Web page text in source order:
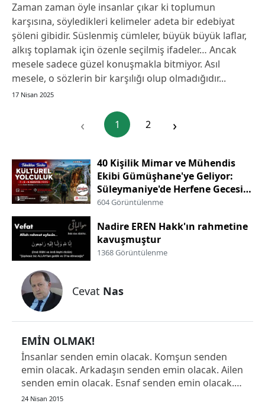
Kırklareli
Kırşehir
Kocaeli
Kütahya
Manisa
Kahramanmaraş
Muğla
Rize
Sakarya
Zaman zaman öyle insanlar çıkar ki toplumun
karşısına, söyledikleri kelimeler adeta bir edebiyat
şöleni gibidir. Süslenmiş cümleler, büyük büyük laflar,
alkış toplamak için özenle seçilmiş ifadeler… Ancak
mesele sadece güzel konuşmakla bitmiyor. Asıl
mesele, o sözlerin bir karşılığı olup olmadığıdır...
17 Nisan 2025
‹ 1 2 ›
40 Kişilik Mimar ve Mühendis
Ekibi Gümüşhane'ye Geliyor:
Süleymaniye'de Herfene Gecesi
Düzenlenecek
604 Görüntülenme
Nadire EREN Hakk'ın rahmetine
kavuşmuştur
1368 Görüntülenme
Cevat Nas
EMİN OLMAK!
İnsanlar senden emin olacak. Komşun senden
emin olacak. Arkadaşın senden emin olacak. Ailen
senden emin olacak. Esnaf senden emin olacak.
İş arkadaşların senden emin olacak. Patronun
24 Nisan 2015